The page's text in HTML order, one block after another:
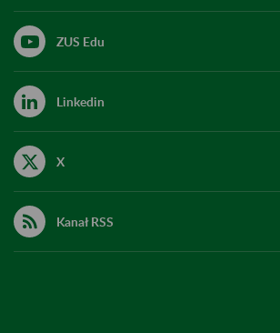
ZUS Edu
Linkedin
X
Kanał RSS